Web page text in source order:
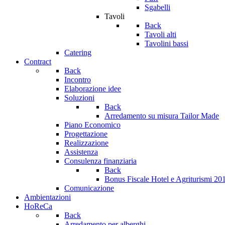
Sgabelli
Tavoli
Back
Tavoli alti
Tavolini bassi
Catering
Contract
Back
Incontro
Elaborazione idee
Soluzioni
Back
Arredamento su misura Tailor Made
Piano Economico
Progettazione
Realizzazione
Assistenza
Consulenza finanziaria
Back
Bonus Fiscale Hotel e Agriturismi
Comunicazione
Ambientazioni
HoReCa
Back